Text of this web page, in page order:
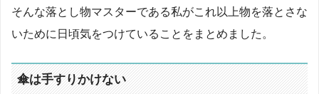
そんな落とし物マスターである私がこれ以上物を落とさな
いために日頃気をつけていることをまとめました。
傘は手すりかけない